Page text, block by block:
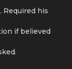
Required his
if believed